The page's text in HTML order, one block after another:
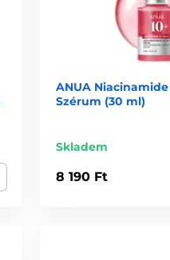
ANUA Niacinamide
Szérum (30 ml)
Skladem
8 190 Ft